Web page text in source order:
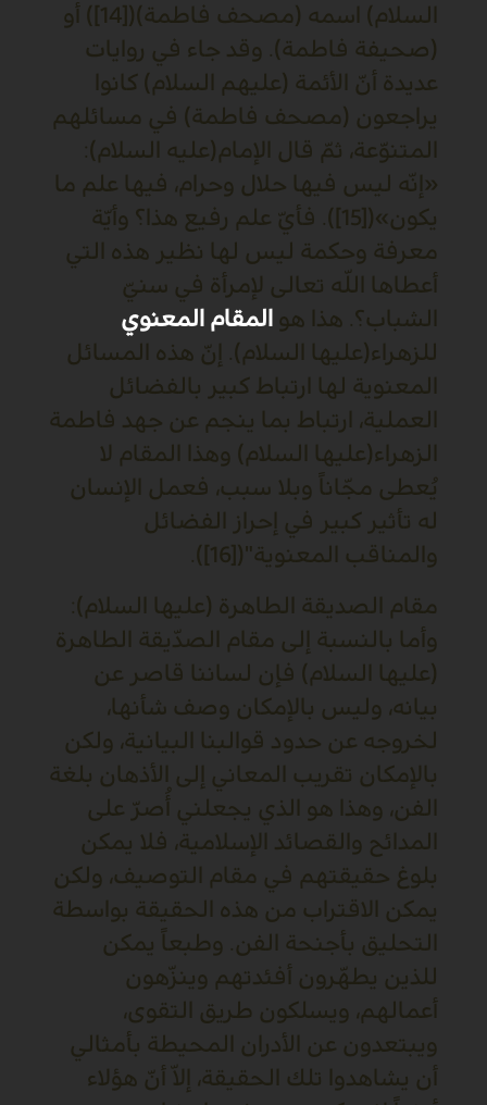
السلام) اسمه (مصحف فاطمة)([14]) أو
(صحيفة فاطمة). وقد جاء في روايات
عديدة أنّ الأئمة (عليهم السلام) كانوا
يراجعون (مصحف فاطمة) في مسائلهم
المتنوّعة، ثمّ قال الإمام(عليه السلام):
«إنّه ليس فيها حلال وحرام، فيها علم ما
يكون»([15]). فأيّ علم رفيع هذا؟ وأيّة
معرفة وحكمة ليس لها نظير هذه التي
أعطاها اللّه تعالى لإمرأة في سنيّ
الشباب؟. هذا هو
المقام المعنوي
للزهراء(عليها السلام). إنّ هذه المسائل
المعنوية لها ارتباط كبير بالفضائل
العملية، ارتباط بما ينجم عن جهد فاطمة
الزهراء(عليها السلام) وهذا المقام لا
يُعطى مجّاناً وبلا سبب، فعمل الإنسان
له تأثير كبير في إحراز الفضائل
والمناقب المعنوية"([16]).
مقام الصديقة الطاهرة (عليها السلام):
وأما بالنسبة إلى مقام الصدّيقة الطاهرة
(عليها السلام) فإن لساننا قاصر عن
بيانه، وليس بالإمكان وصف شأنها،
لخروجه عن حدود قوالبنا البيانية، ولكن
بالإمكان تقريب المعاني إلى الأذهان بلغة
الفن، وهذا هو الذي يجعلني أُصرّ على
المدائح والقصائد الإسلامية، فلا يمكن
بلوغ حقيقتهم في مقام التوصيف، ولكن
يمكن الاقتراب من هذه الحقيقة بواسطة
التحليق بأجنحة الفن. وطبعاً يمكن
للذين يطهّرون أفئدتهم وينزّهون
أعمالهم، ويسلكون طريق التقوى،
ويبتعدون عن الأدران المحيطة بأمثالي
أن يشاهدوا تلك الحقيقة، إلاّ أنّ هؤلاء